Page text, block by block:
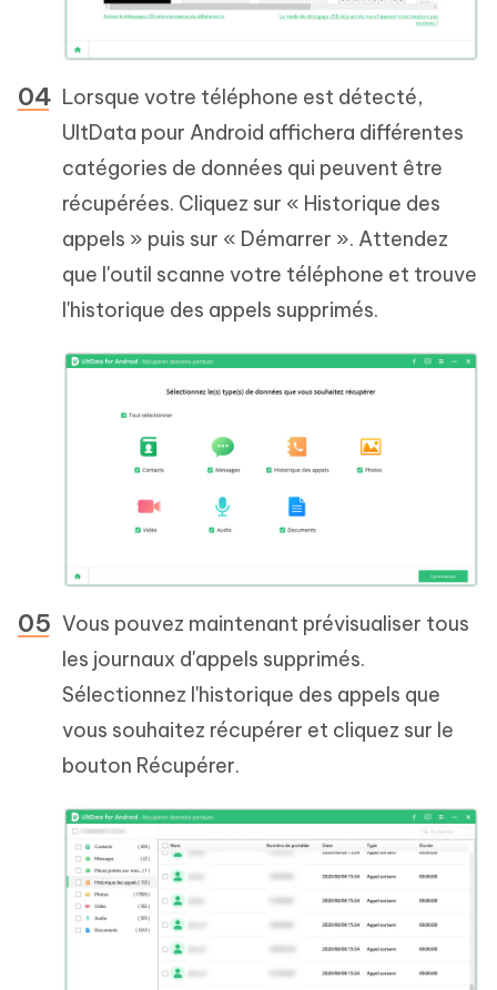
Lorsque votre téléphone est détecté,
UltData pour Android affichera différentes
catégories de données qui peuvent être
récupérées. Cliquez sur « Historique des
appels » puis sur « Démarrer ». Attendez
que l'outil scanne votre téléphone et trouve
l'historique des appels supprimés.
Vous pouvez maintenant prévisualiser tous
les journaux d'appels supprimés.
Sélectionnez l'historique des appels que
vous souhaitez récupérer et cliquez sur le
bouton Récupérer.